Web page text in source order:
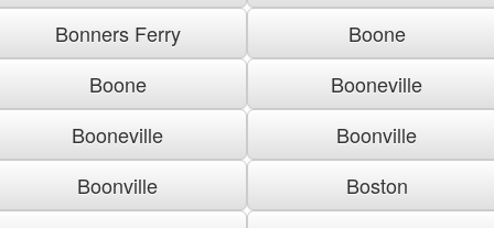
Bonners Ferry
Boone
Boone
Booneville
Booneville
Boonville
Boonville
Boston